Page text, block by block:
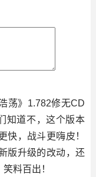
荡》1.782修无CD
知道不，这个版本
快，战斗更嗨皮！
版升级的改动，还
料百出！